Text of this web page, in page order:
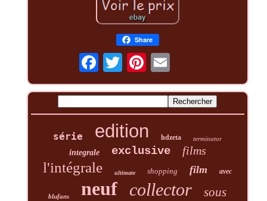
Share
série edition hdzeta terminator
integrale exclusive films
l'intégrale ultimate shopping film avec
blufans neuf collector sous